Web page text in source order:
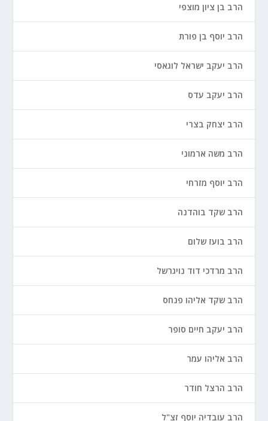
הרב בן ציון מוצפי
הרב יוסף בן פורת
הרב יעקב ישראל לוגאסי
הרב יעקב עדס
הרב יצחק בצרי
הרב משה ארמוני
הרב יוסף מזרחי
הרב שקד בוהדנה
הרב בועז שלום
הרב מרדכי דוד נויגרשל
הרב שקד אליהו פנחס
הרב יעקב חיים סופר
הרב אליהו עמר
הרב הרצל חודר
הרב עובדיה יוסף זצ"ל